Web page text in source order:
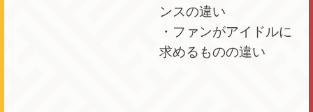
ンスの違い
・ファンがアイドルに
求めるものの違い